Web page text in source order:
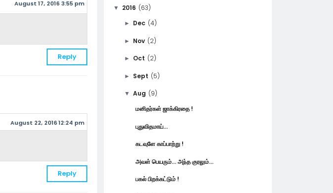
August 17, 2016 3:55 pm
Reply
August 22, 2016 12:24 pm
Reply
▼ 2016 (63)
► Dec (4)
► Nov (2)
► Oct (2)
► Sept (5)
▼ Aug (9)
மனிதர்கள் ஜாக்கிரதை !
புதுவிதமாய்...
கடவுளே காப்பாற்று !
அவள் பெயரும்... அந்த குரலும்...
பகல் பிறக்கட்டும் !